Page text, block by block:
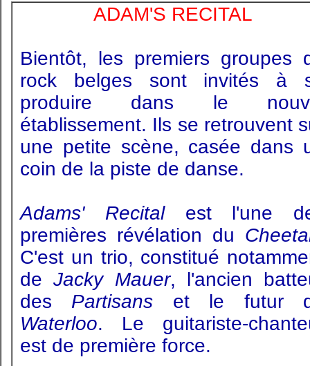
ADAM'S RECITAL
Bientôt, les premiers groupes
rock belges sont invités à
produire dans le
établissement. Ils se retrouvent
une petite scène, casée dans
coin de la piste de danse.
Adams' Recitalest l'une
premières révélation du
C'est un trio, constitué
deJacky Mauer, l'ancien
des Partisans et le futur
Waterloo. Le guitariste-
est de première force.